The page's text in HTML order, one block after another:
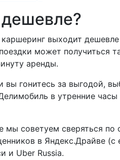
дешевле?
выходит
может получиться
аренды.
вы гонитесь за выгодой,
в утренние
мы советуем сверяться по
в Яндекс.Драйве
и Uber Russia.